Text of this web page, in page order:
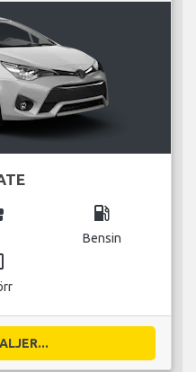
local_gas_station
Bensin